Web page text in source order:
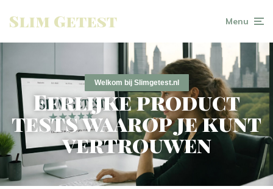
Slim Getest Menu
Welkom bij Slimgetest.nl
Eerlijke product
tests waarop je kunt
vertrouwen